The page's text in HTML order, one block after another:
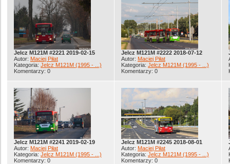
Jelcz M121M #2221 2019-02-15
Autor: Maciej Piłat
Kategoria: Jelcz M121M (1995 - ...)
Komentarzy: 0
Jelcz M121M #2222 2018-07-12
Autor: Maciej Piłat
Kategoria: Jelcz M121M (1995 - ...)
Komentarzy: 0
Jelcz M121M #2241 2019-02-19
Autor: Maciej Piłat
Kategoria: Jelcz M121M (1995 - ...)
Komentarzy: 0
Jelcz M121M #2245 2018-08-01
Autor: Maciej Piłat
Kategoria: Jelcz M121M (1995 - ...)
Komentarzy: 0